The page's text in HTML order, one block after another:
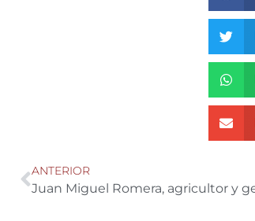
ANTERIOR